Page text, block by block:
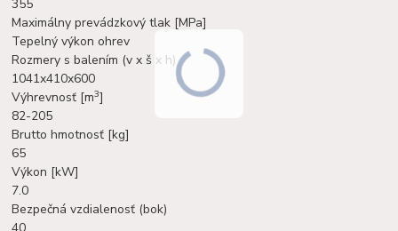
355
Maximálny prevádzkový tlak [MPa]
Tepelný výkon ohrev
Rozmery s balením (v x š x h)
1041x410x600
Výhrevnosť [m3]
82-205
Brutto hmotnosť [kg]
65
Výkon [kW]
7.0
Bezpečná vzdialenosť (bok)